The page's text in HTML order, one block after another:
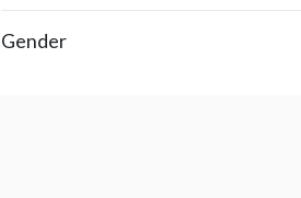
Gender